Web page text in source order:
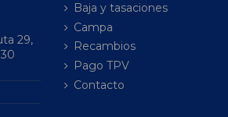
29,
Baja y tasaciones
Campa
Recambios
Pago TPV
Contacto